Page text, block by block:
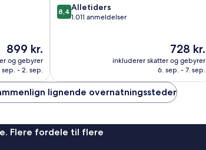
Prisen
er
899 kr.
899 kr.
og gebyrer
sep. - 2. sep.
8.4
ud
8,4 Alletiders
1.011 anmeldelser
Prisen
er
728 kr.
728 kr.
inkluderer skatter og gebyrer
6. sep. - 7. sep.
lignende overnatningssteder
Flere fordele til flere